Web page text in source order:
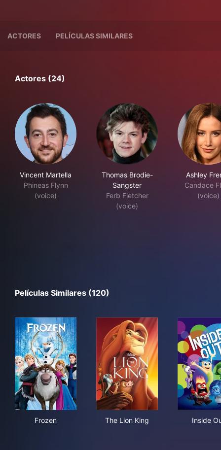
ACTORES PELÍCULAS SIMILARES
Actores (24)
Vincent Martella
Phineas Flynn
(voice)
Thomas Brodie-
Sangster
Ferb Fletcher
(voice)
Ashley
Candace
(voice)
Películas Similares (120)
Frozen The Lion King Inside